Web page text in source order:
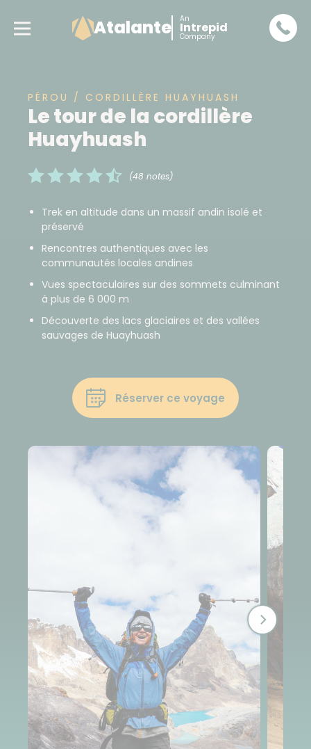
Atalante An
Intrepid
Company
PÉROU / CORDILLÈRE HUAYHUASH
Le tour de la cordillère
Huayhuash
(48 notes)
Trek en altitude dans un massif andin isolé et
préservé
Rencontres authentiques avec les
communautés locales andines
Vues spectaculaires sur des sommets culminant
à plus de 6 000 m
Découverte des lacs glaciaires et des vallées
sauvages de Huayhuash
Réserver ce voyage